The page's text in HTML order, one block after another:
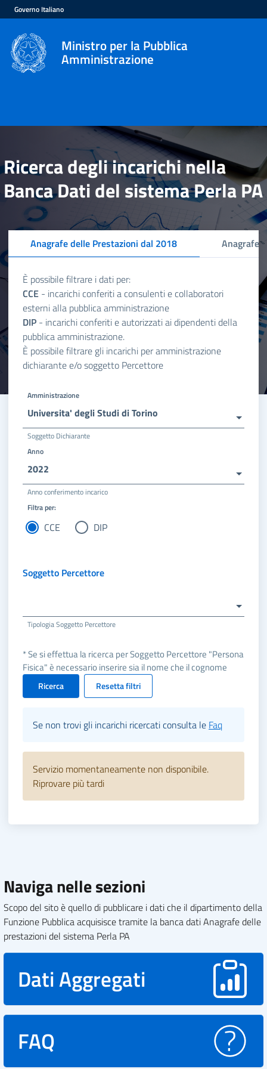
Governo Italiano
Ministro per la Pubblica
Amministrazione
Ricerca degli incarichi nella
Banca Dati del sistema Perla PA
Anagrafe delle Prestazioni dal 2018 Anagrafe
È possibile filtrare i dati per:
CCE - incarichi conferiti a consulenti e collaboratori
esterni alla pubblica amministrazione
DIP - incarichi conferiti e autorizzati ai dipendenti della
pubblica amministrazione.
È possibile filtrare gli incarichi per amministrazione
dichiarante e/o soggetto Percettore
Amministrazione
Universita' degli Studi di Torino
Soggetto Dichiarante
Anno
2022
Anno conferimento incarico
Filtra per:
CCE DIP
Soggetto Percettore
Tipologia Soggetto Percettore
* Se si effettua la ricerca per Soggetto Percettore "Persona
Fisica" è necessario inserire sia il nome che il cognome
Ricerca Resetta filtri
Se non trovi gli incarichi ricercati consulta le Faq
Servizio momentaneamente non disponibile.
Riprovare più tardi
Naviga nelle sezioni
Scopo del sito è quello di pubblicare i dati che il dipartimento della
Funzione Pubblica acquisisce tramite la banca dati Anagrafe delle
prestazioni del sistema Perla PA
Dati Aggregati
FAQ